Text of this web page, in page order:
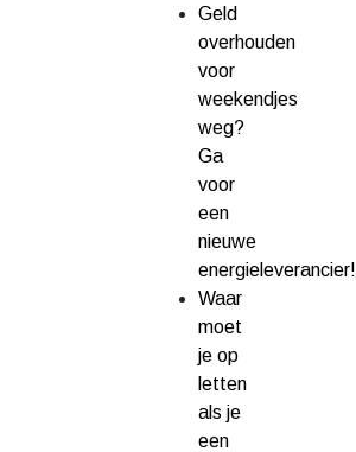
Geld
overhouden
voor
weekendjes
weg?
Ga
voor
een
nieuwe
energieleverancier!
Waar
moet
je op
letten
als je
een